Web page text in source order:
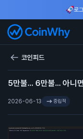
로
코인피드
5만불... 6만불... 아니
2026-06-13 중립적